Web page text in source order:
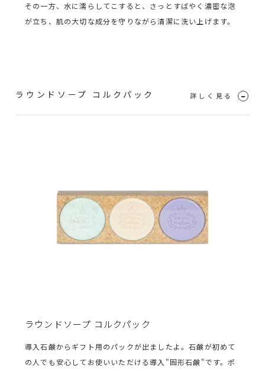
その一方、水に濡らしてこすると、さっとすばやく濃密な泡
が立ち、肌の大切な成分を守りながら清潔に洗い上げます。
ラウンドソープ コルクパック
ラウンドソープ コルクパック
導入石鹸からギフト用のパックが出ましたよ。石鹸が初めて
の人でも安心してお使いいただける導入"固形石鹸"です。ポ